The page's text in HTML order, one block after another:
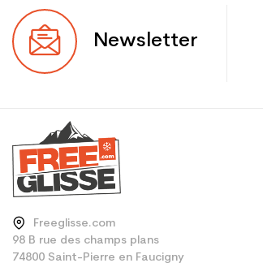
Newsletter
Freeglisse.com
98 B rue des champs plans
74800 Saint-Pierre en Faucigny